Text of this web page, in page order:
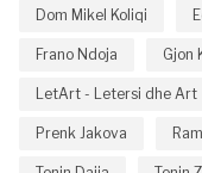
Dom Mikel Koliqi
Frano Ndoja Gjon
LetArt - Letersi dhe Art
Prenk Jakova